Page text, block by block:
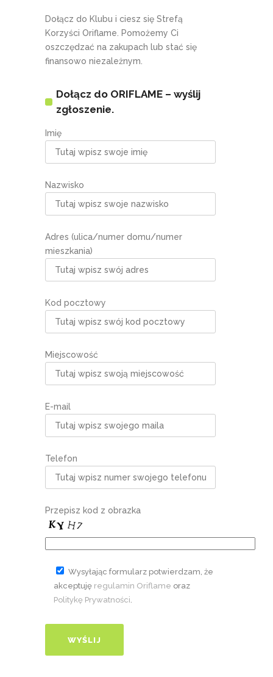
Dołącz do Klubu i ciesz się Strefą
Korzyści Oriflame. Pomożemy Ci
oszczędzać na zakupach lub stać się
finansowo niezależnym.
Dołącz do ORIFLAME – wyślij
zgłoszenie.
Imię
Nazwisko
Adres (ulica/numer domu/numer
mieszkania)
Kod pocztowy
Miejscowość
E-mail
Telefon
Przepisz kod z obrazka
Wysyłając formularz potwierdzam, że
akceptuję regulamin Oriflame oraz
Politykę Prywatności